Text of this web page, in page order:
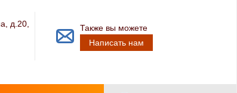
д.20,
Также вы можете
Написать нам